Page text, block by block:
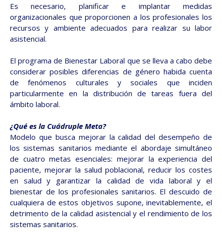
Es necesario, planificar e implantar medidas
organizacionales que proporcionen a los profesionales los
recursos y ambiente adecuados para realizar su labor
asistencial.
El programa de Bienestar Laboral que se lleva a cabo debe
considerar posibles diferencias de género habida cuenta
de fenómenos culturales y sociales que inciden
particularmente en la distribución de tareas fuera del
ámbito laboral.
¿Qué es la Cuádruple Meta?
Modelo que busca mejorar la calidad del desempeño de
los sistemas sanitarios mediante el abordaje simultáneo
de cuatro metas esenciales: mejorar la experiencia del
paciente, mejorar la salud poblacional, reducir los costes
en salud y garantizar la calidad de vida laboral y el
bienestar de los profesionales sanitarios. El descuido de
cualquiera de estos objetivos supone, inevitablemente, el
detrimento de la calidad asistencial y el rendimiento de los
sistemas sanitarios.